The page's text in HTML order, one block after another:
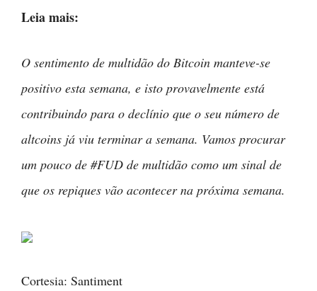
Leia mais:
O sentimento de multidão do Bitcoin manteve-se
positivo esta semana, e isto provavelmente está
contribuindo para o declínio que o seu número de
altcoins já viu terminar a semana. Vamos procurar
um pouco de #FUD de multidão como um sinal de
que os repiques vão acontecer na próxima semana.
Cortesia: Santiment